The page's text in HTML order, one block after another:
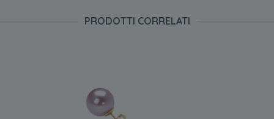
PRODOTTI CORRELATI